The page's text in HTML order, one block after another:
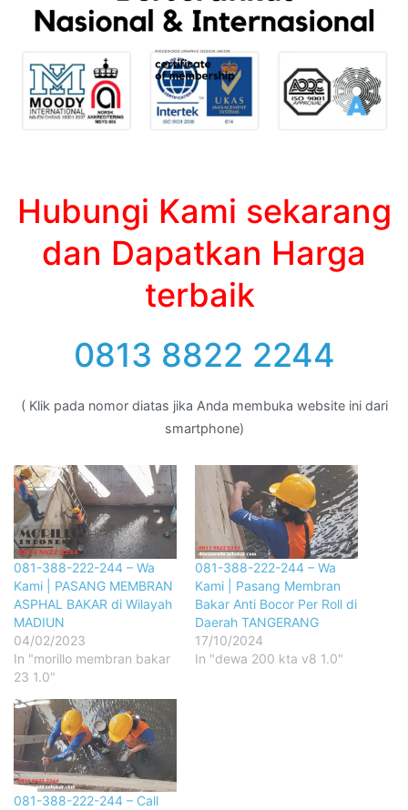
Hubungi Kami sekarang
dan Dapatkan Harga
terbaik
0813 8822 2244
( Klik pada nomor diatas jika Anda membuka website ini dari
smartphone)
081-388-222-244 – Wa
Kami | PASANG MEMBRAN
ASPHAL BAKAR di Wilayah
MADIUN
04/02/2023
In "morillo membran bakar
23 1.0"
081-388-222-244 – Wa
Kami | Pasang Membran
Bakar Anti Bocor Per Roll di
Daerah TANGERANG
17/10/2024
In "dewa 200 kta v8 1.0"
081-388-222-244 – Call